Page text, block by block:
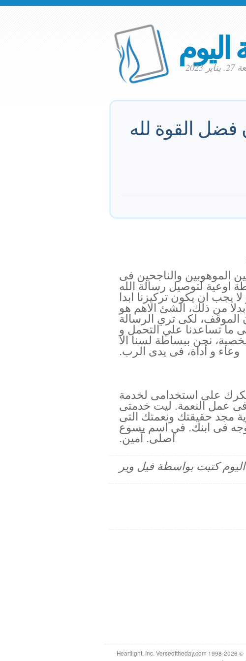
اليوم
فضل القوة لله
الموهوبين والناجحين فى
اوعية لتوصيل رسالة الله
يجب ان يكون تركيزنا ابدا
من ذلك، الشئ الاهم هو
الموقف، لكى تري الرسالة
ما تساعدنا علي التحمل و
نحن ببساطة لسنا الا
وعاء و أداة، فى يدى الرب.
على استخدامى لخدمة
عمل النعمة. ليت خدمتى
مجد حقيقتك ونعمتك التى
وجه فى ابنك. في اسم يسوع
اصلى. آمين.
اليوم كتبت بواسطة فيل وير
© 1998-2026 Heartlight, Inc. Verseoftheday.com